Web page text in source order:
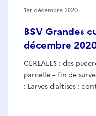
BSV Grandes
décembre
CEREALES : des
parcelle – fin de
: Larves d’altises :
1er décembre 2020